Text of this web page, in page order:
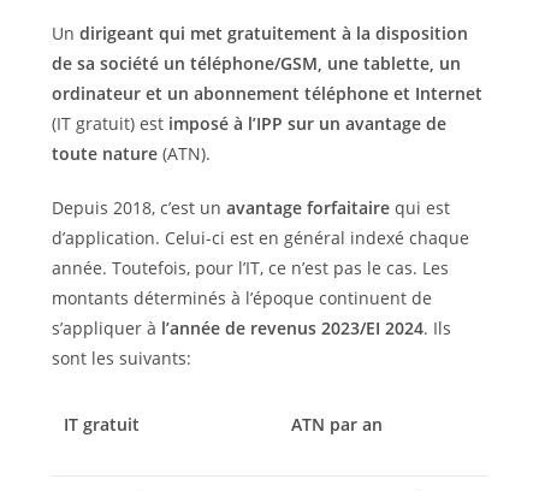
Un dirigeant qui met gratuitement à la disposition
de sa société un téléphone/GSM, une tablette, un
ordinateur et un abonnement téléphone et Internet
(IT gratuit) est imposé à l’IPP sur un avantage de
toute nature(ATN).
Depuis 2018, c’est un avantage forfaitairequi est
d’application. Celui-ci est en général indexé chaque
année. Toutefois, pour l’IT, ce n’est pas le cas. Les
montants déterminés à l’époque continuent de
s’appliquer à l’année de revenus 2023/EI 2024. Ils
sont les suivants:
IT gratuit ATN par an